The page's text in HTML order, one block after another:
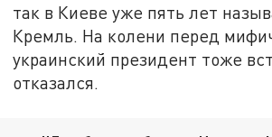
так в Киеве уже пять лет
Кремль. На колени перед
украинский президент тоже
отказался.